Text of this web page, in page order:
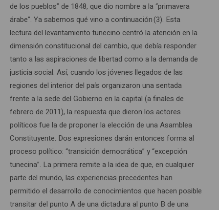
de los pueblos” de 1848, que dio nombre a la “primavera
árabe”. Ya sabemos qué vino a continuación (3). Esta
lectura del levantamiento tunecino centró la atención en la
dimensión constitucional del cambio, que debía responder
tanto a las aspiraciones de libertad como a la demanda de
justicia social. Así, cuando los jóvenes llegados de las
regiones del interior del país organizaron una sentada
frente a la sede del Gobierno en la capital (a finales de
febrero de 2011), la respuesta que dieron los actores
políticos fue la de proponer la elección de una Asamblea
Constituyente. Dos expresiones darán entonces forma al
proceso político: “transición democrática” y “excepción
tunecina”. La primera remite a la idea de que, en cualquier
parte del mundo, las experiencias precedentes han
permitido el desarrollo de conocimientos que hacen posible
transitar del punto A de una dictadura al punto B de una